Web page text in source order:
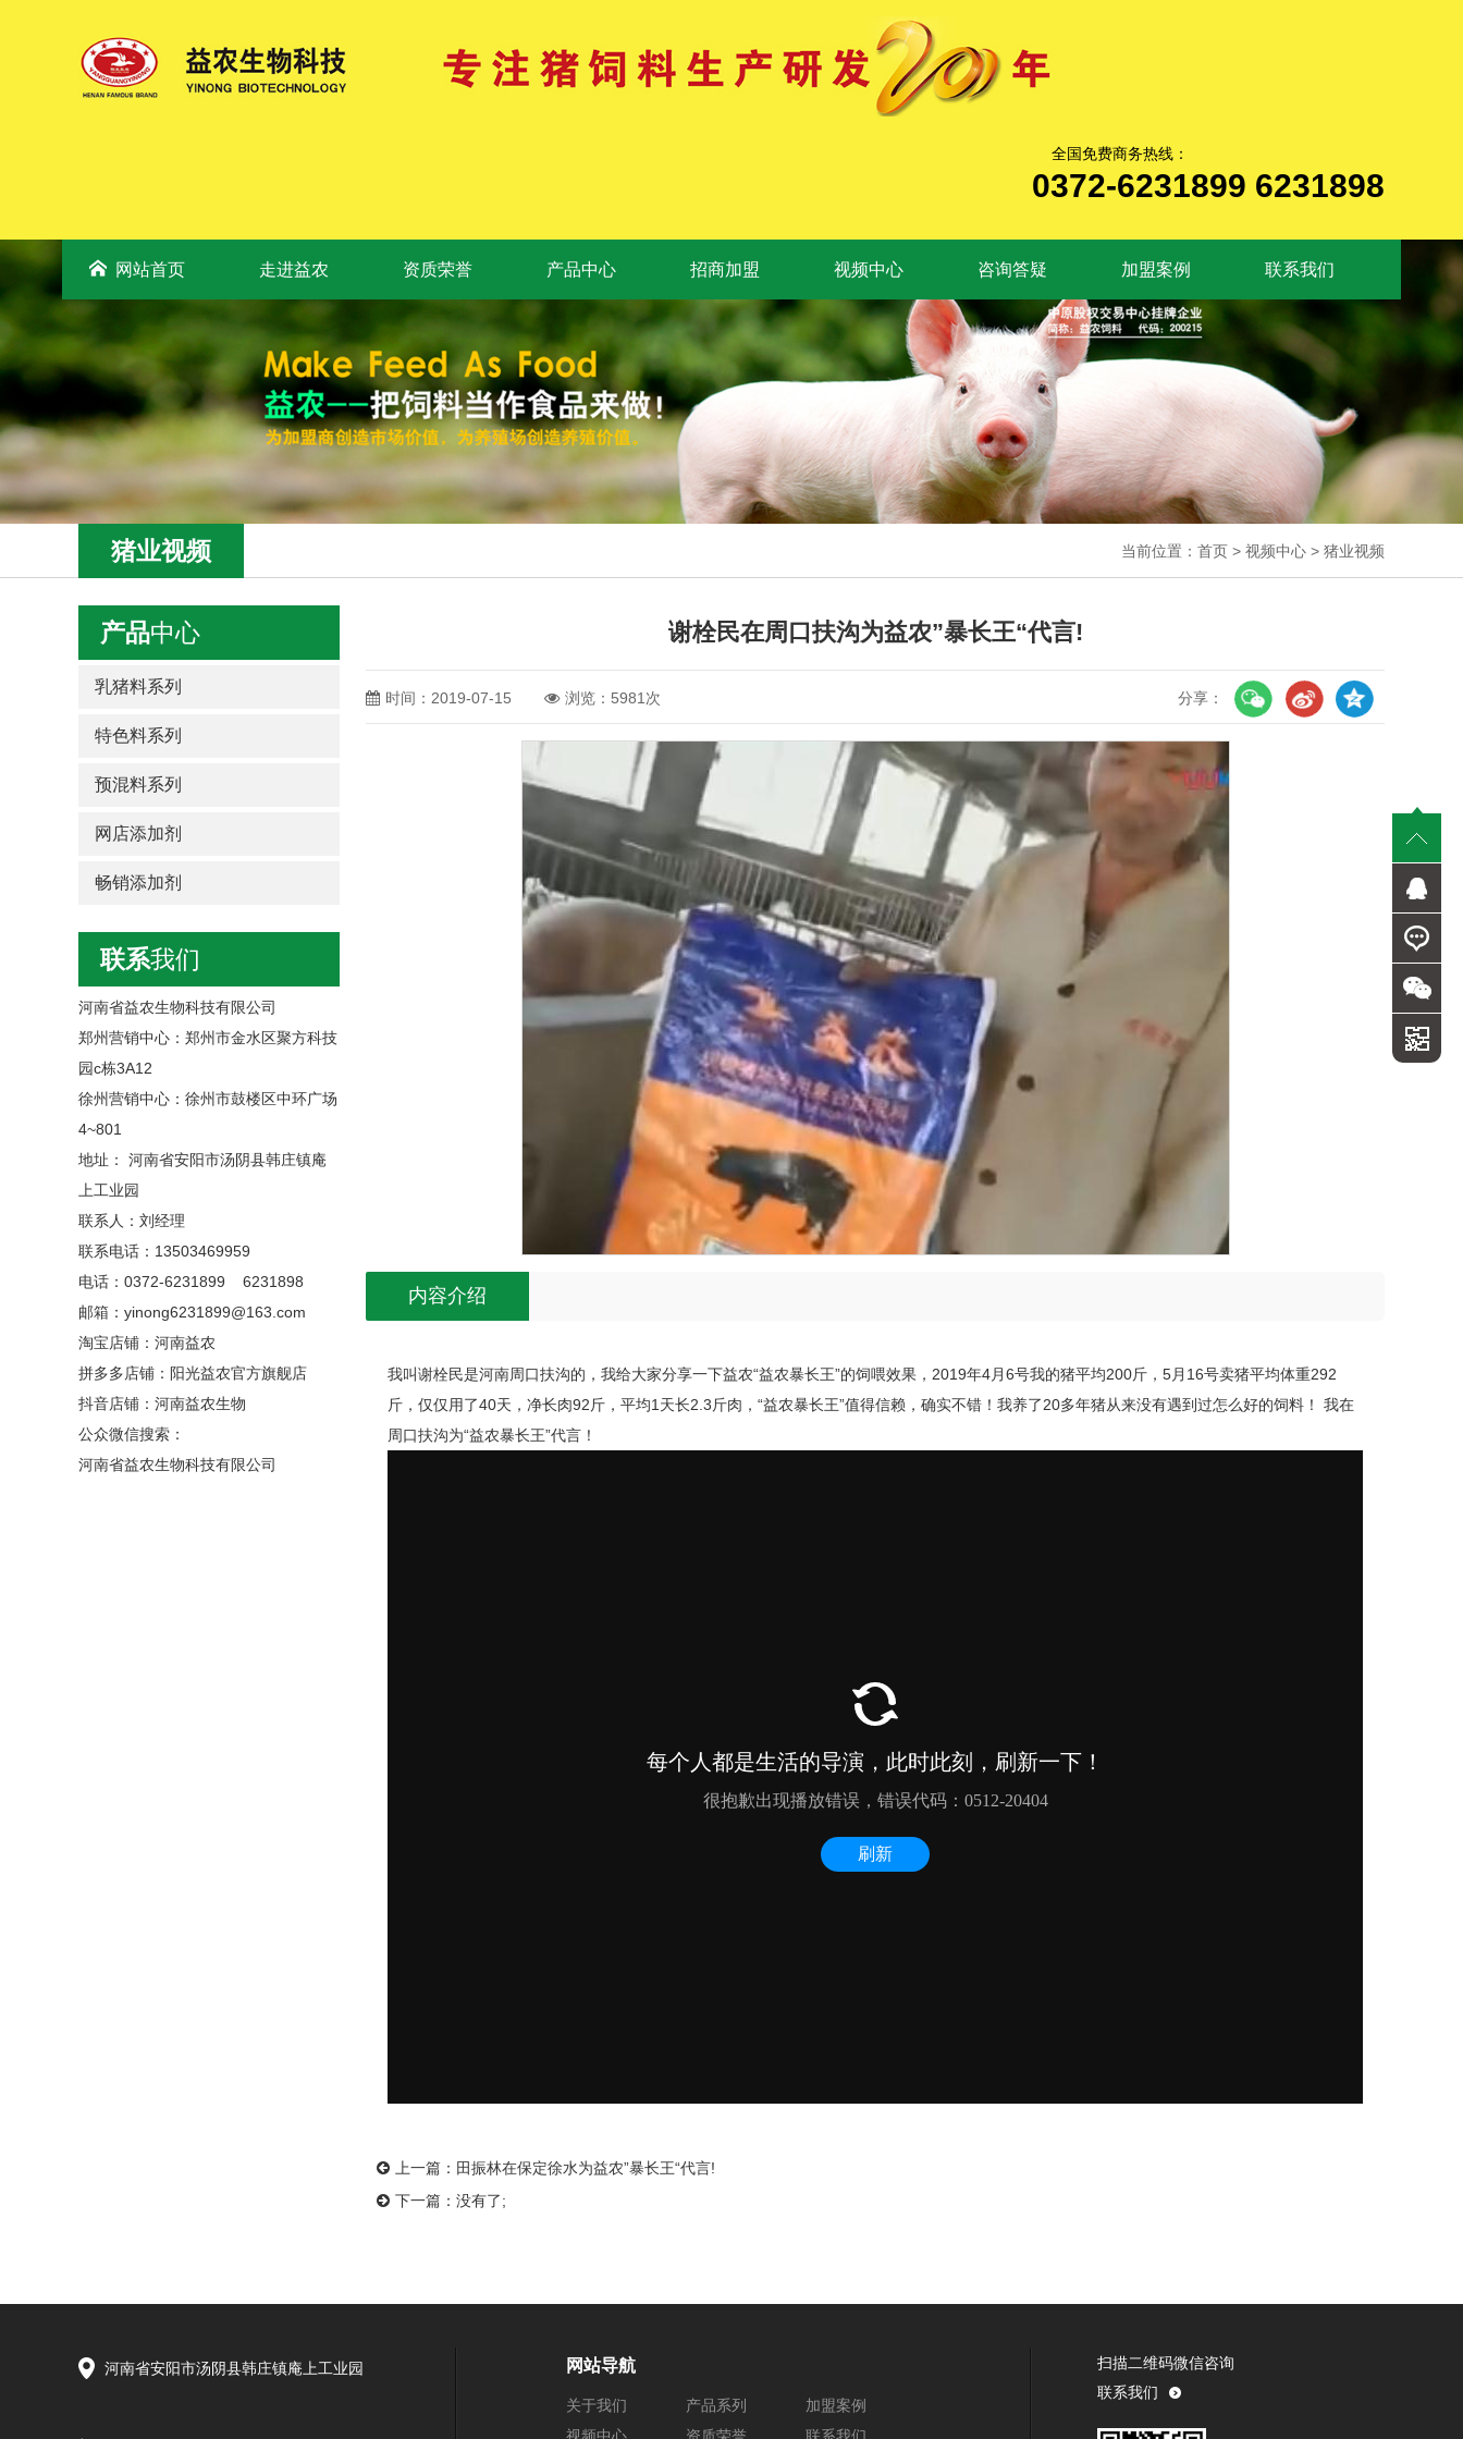
全国免费商务热线：
0372-6231899 6231898
网站首页 走进益农 资质荣誉 产品中心 招商加盟 视频中心 咨询答疑 加盟案例 联系我们
猪业视频 当前位置： 首页 > 视频中心 > 猪业视频
产品中心
乳猪料系列
特色料系列
预混料系列
网店添加剂
畅销添加剂
联系我们
河南省益农生物科技有限公司
郑州营销中心：郑州市金水区聚方科技
园c栋3A12
徐州营销中心：徐州市鼓楼区中环广场
4~801
地址： 河南省安阳市汤阴县韩庄镇庵
上工业园
联系人：刘经理
联系电话：13503469959
电话：0372-6231899 6231898
邮箱：yinong6231899@163.com
淘宝店铺： 河南益农
拼多多店铺：阳光益农官方旗舰店
抖音店铺：河南益农生物
公众微信搜索：
河南省益农生物科技有限公司
谢栓民在周口扶沟为益农”暴长王“代言!
时间：2019-07-15 浏览：5981次 分享：
内容介绍
我叫谢栓民是河南周口扶沟的，我给大家分享一下益农“益农暴长王”的饲喂效果，2019年4月6号我的猪平均200斤，5月16号卖猪平均体重292
斤，仅仅用了40天，净长肉92斤，平均1天长2.3斤肉，“益农暴长王”值得信赖，确实不错！我养了20多年猪从来没有遇到过怎么好的饲料！ 我在
周口扶沟为“益农暴长王”代言！
上一篇： 田振林在保定徐水为益农”暴长王“代言!
下一篇：没有了;
河南省安阳市汤阴县韩庄镇庵上工业园 网站导航
关于我们 产品系列
加盟案例
视频中心
资质荣誉 联系我们
扫描二维码微信咨询
联系我们